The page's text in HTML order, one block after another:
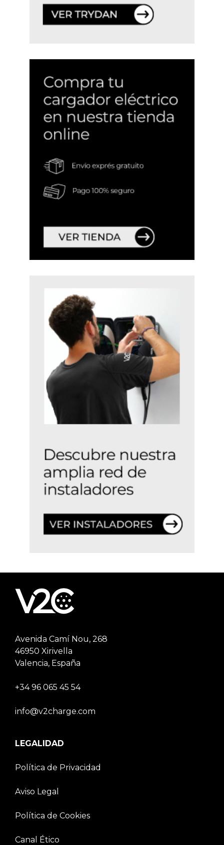
Avenida Camí Nou, 268
46950 Xirivella
Valencia, España
+34 96 065 45 54
info@v2charge.com
LEGALIDAD
Política de Privacidad
Aviso Legal
Política de Cookies
Canal Ético